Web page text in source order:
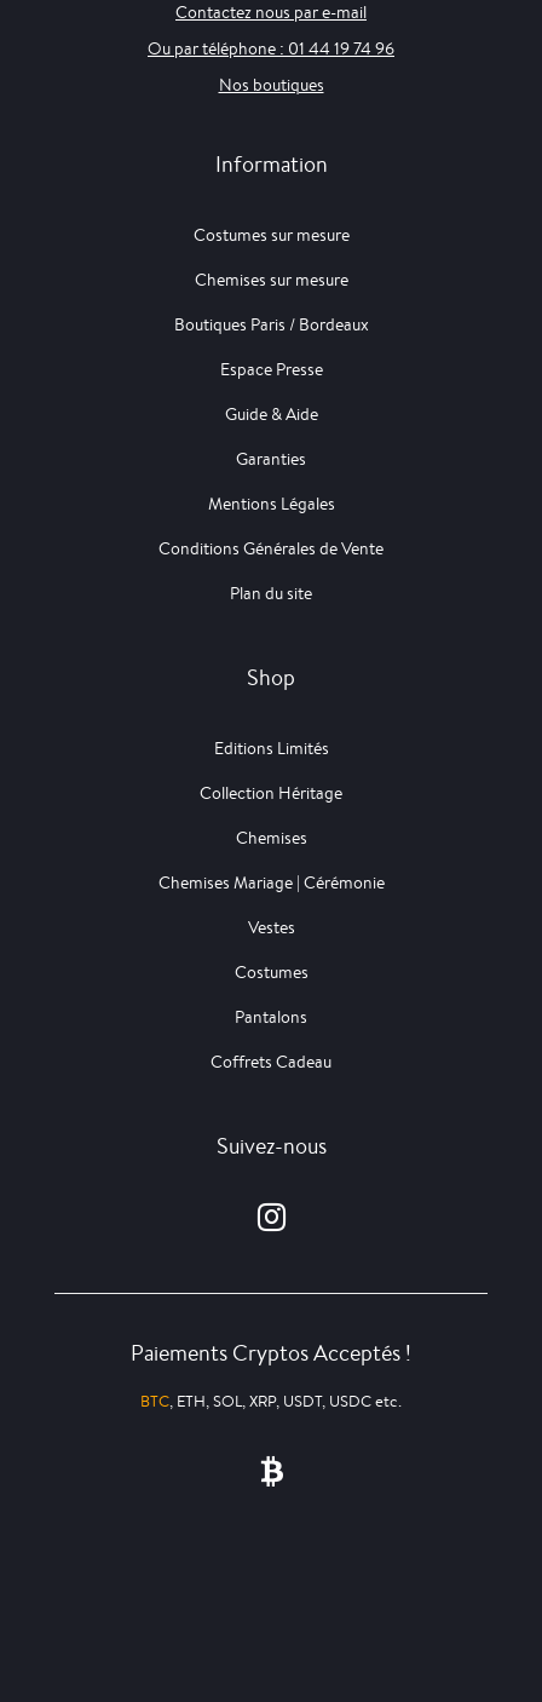
Contactez nous par e-mail
Ou par téléphone : 01 44 19 74 96
Nos boutiques
Information
Costumes sur mesure
Chemises sur mesure
Boutiques Paris / Bordeaux
Espace Presse
Guide & Aide
Garanties
Mentions Légales
Conditions Générales de Vente
Plan du site
Shop
Editions Limités
Collection Héritage
Chemises
Chemises Mariage | Cérémonie
Vestes
Costumes
Pantalons
Coffrets Cadeau
Suivez-nous
Paiements Cryptos Acceptés !
BTC, ETH, SOL, XRP, USDT, USDC etc.